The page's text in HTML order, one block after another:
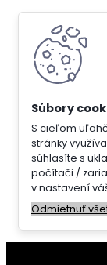
S cieľom
stránky
súhlasíte s
počítači /
v nastavení
Odmietnuť